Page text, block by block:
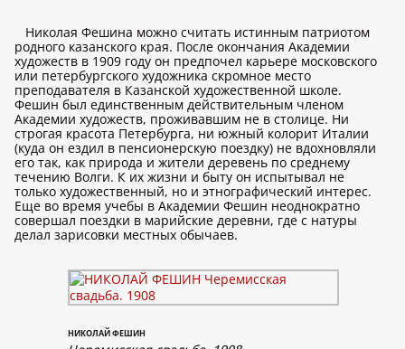
Николая Фешина можно считать истинным патриотом
родного казанского края. После окончания Академии
художеств в 1909 году он предпочел карьере московского
или петербургского художника скромное место
преподавателя в Казанской художественной школе.
Фешин был единственным действительным членом
Академии художеств, проживавшим не в столице. Ни
строгая красота Петербурга, ни южный колорит Италии
(куда он ездил в пенсионерскую поездку) не вдохновляли
его так, как природа и жители деревень по среднему
течению Волги. К их жизни и быту он испытывал не
только художественный, но и этнографический интерес.
Еще во время учебы в Академии Фешин неоднократно
совершал поездки в марийские деревни, где с натуры
делал зарисовки местных обычаев.
НИКОЛАЙ ФЕШИН